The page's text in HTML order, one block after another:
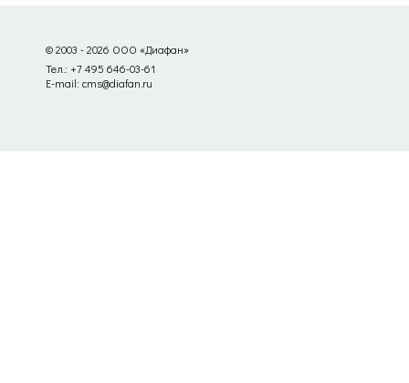
© 2003 - 2026 ООО «Диафан»
Тел.: +7 495 646-03-61
E-mail: cms@diafan.ru